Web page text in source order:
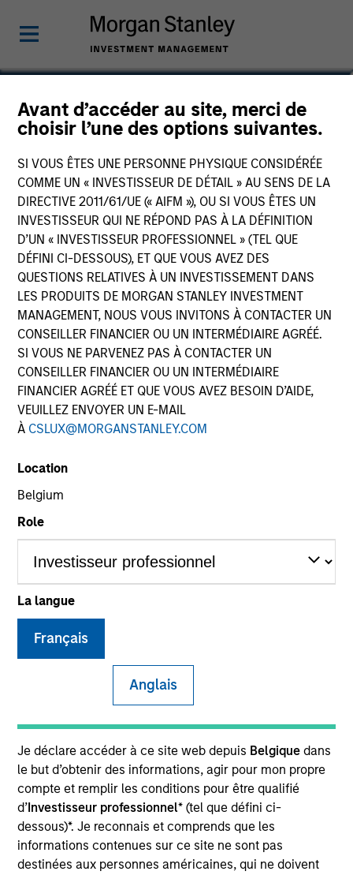
Avant d’accéder au site, merci de
choisir l’une des options suivantes.
SI VOUS ÊTES UNE PERSONNE PHYSIQUE CONSIDÉRÉE
COMME UN « INVESTISSEUR DE DÉTAIL » AU SENS DE LA
DIRECTIVE 2011/61/UE (« AIFM »), OU SI VOUS ÊTES UN
INVESTISSEUR QUI NE RÉPOND PAS À LA DÉFINITION
D’UN « INVESTISSEUR PROFESSIONNEL » (TEL QUE
DÉFINI CI-DESSOUS), ET QUE VOUS AVEZ DES
QUESTIONS RELATIVES À UN INVESTISSEMENT DANS
LES PRODUITS DE MORGAN STANLEY INVESTMENT
MANAGEMENT, NOUS VOUS INVITONS À CONTACTER UN
CONSEILLER FINANCIER OU UN INTERMÉDIAIRE AGRÉÉ.
SI VOUS NE PARVENEZ PAS À CONTACTER UN
CONSEILLER FINANCIER OU UN INTERMÉDIAIRE
FINANCIER AGRÉÉ ET QUE VOUS AVEZ BESOIN D’AIDE,
VEUILLEZ ENVOYER UN E-MAIL
À CSLUX@MORGANSTANLEY.COM
Location
Belgium
Role
La langue
Français
Anglais
Je déclare accéder à ce site web depuis Belgique dans
le but d’obtenir des informations, agir pour mon propre
compte et remplir les conditions pour être qualifié
d’Investisseur professionnel* (tel que défini ci-
dessous)*. Je reconnais et comprends que les
informations contenues sur ce site ne sont pas
destinées aux personnes américaines, qui ne doivent
Shaun Mullin
Managing Director
Years
TEAM
Mr. Mullin is a Managing Director and a member of
Stanley, he was a Principal at Sixth Street Partners,
a position he held since the beginning of 2020 and
where he initiated and helped to develop the firm's
thematic focus on financial services investments in
addition to software and technology enabled
business services transactions in the United
Kingdom and Irish markets. Before joining Sixth
Street Partners, Mr. Mullin was a Managing Director